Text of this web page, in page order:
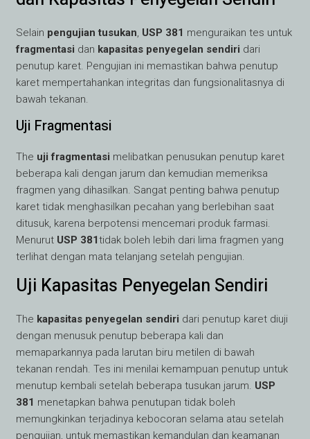
Selain pengujian tusukan, USP 381 menguraikan tes untuk
fragmentasi dan kapasitas penyegelan sendiri dari
penutup karet. Pengujian ini memastikan bahwa penutup
karet mempertahankan integritas dan fungsionalitasnya di
bawah tekanan.
Uji Fragmentasi
The uji fragmentasi melibatkan penusukan penutup karet
beberapa kali dengan jarum dan kemudian memeriksa
fragmen yang dihasilkan. Sangat penting bahwa penutup
karet tidak menghasilkan pecahan yang berlebihan saat
ditusuk, karena berpotensi mencemari produk farmasi.
Menurut USP 381tidak boleh lebih dari lima fragmen yang
terlihat dengan mata telanjang setelah pengujian.
Uji Kapasitas Penyegelan Sendiri
The kapasitas penyegelan sendiri dari penutup karet diuji
dengan menusuk penutup beberapa kali dan
memaparkannya pada larutan biru metilen di bawah
tekanan rendah. Tes ini menilai kemampuan penutup untuk
menutup kembali setelah beberapa tusukan jarum. USP
381 menetapkan bahwa penutupan tidak boleh
memungkinkan terjadinya kebocoran selama atau setelah
pengujian, untuk memastikan kemandulan dan keamanan